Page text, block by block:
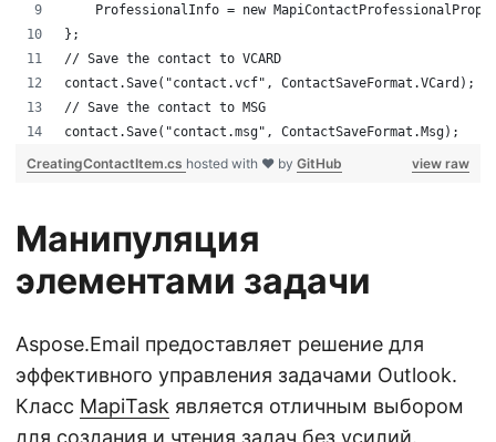
ProfessionalInfo = new
};
// Save the contact to VCARD
contact.Save("contact.vcf", ContactSaveFormat.VCard);
// Save the contact to MSG
contact.Save("contact.msg", ContactSaveFormat.Msg);
view raw
CreatingContactItem.cs hosted with ❤ by GitHub
Манипуляция
элементами задачи
Aspose.Email предоставляет решение для
эффективного управления задачами Outlook.
Класс MapiTask является отличным выбором
для создания и чтения задач без усилий.